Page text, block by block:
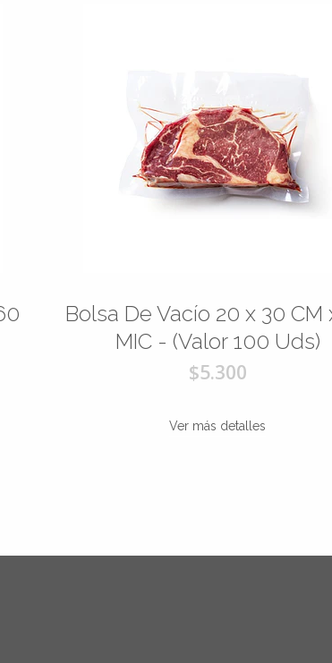
Bolsa De Vacío 20 x 30 CM
MIC - (Valor 100 Uds)
$5.300
Ver más detalles